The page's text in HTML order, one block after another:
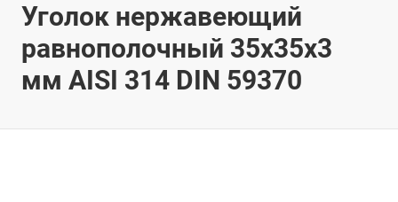
Уголок нержавеющий
равнополочный 35х35х3
мм AISI 314 DIN 59370